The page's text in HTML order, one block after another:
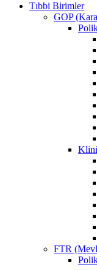
Tıbbi Birimler
GOP
FTR